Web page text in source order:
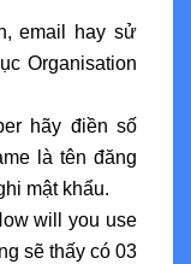
email hay sử
Organisation
hãy điền số
là tên đăng
mật khẩu.
will you use
sẽ thấy có 03